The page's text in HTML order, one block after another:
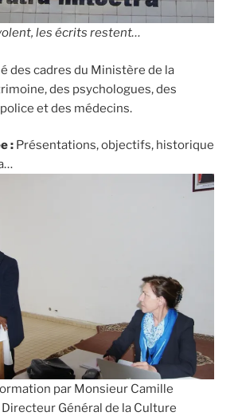
les écrits restent…
des cadres du Ministère de la
des psychologues, des
et des médecins.
: Présentations, objectifs, historique
par Monsieur Camille
Directeur Général de la Culture